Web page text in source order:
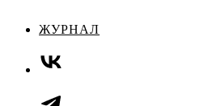
ЖУРНАЛ